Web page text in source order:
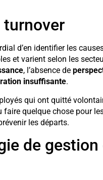
turnover
d’en identifier les
et varient selon les
, l’absence de
insuffisante.
qui ont quitté
quelque chose pour
les départs.
de